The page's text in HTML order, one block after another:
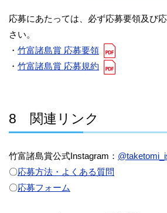
応募にあたっては、必ず応募要領及び
さい。
・ 竹富諸島賞 応募要領
・ 竹富諸島賞 応募規約
8 関連リンク
竹富諸島賞公式Instagram：
〇応募方法・よくある質問
〇応募フォーム